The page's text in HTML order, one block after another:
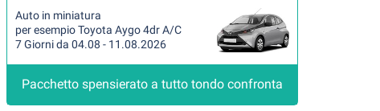
Auto in miniatura
per esempio Toyota Aygo 4dr A/C
7 Giorni da 04.08 - 11.08.2026
Pacchetto spensierato a tutto tondo confronta